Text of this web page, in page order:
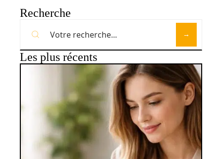
Recherche
Les plus récents